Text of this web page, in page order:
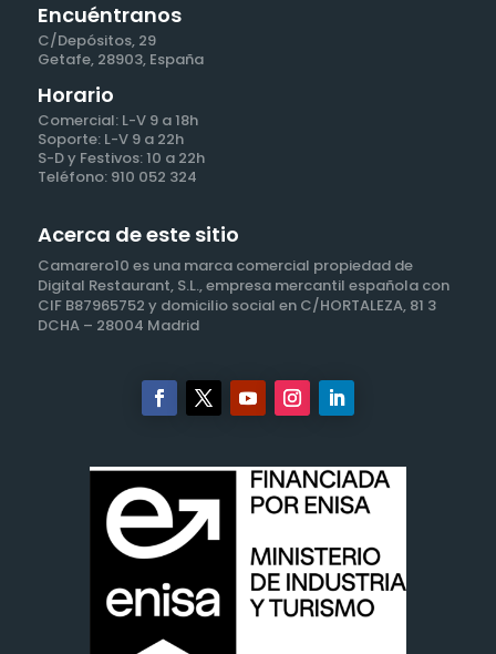
Encuéntranos
C/Depósitos, 29
Getafe, 28903, España
Horario
Comercial: L-V 9 a 18h
Soporte: L-V 9 a 22h
S-D y Festivos: 10 a 22h
Teléfono: 910 052 324
Acerca de este sitio
Camarero10 es una marca comercial propiedad de
Digital Restaurant, S.L., empresa mercantil española con
CIF B87965752 y domicilio social en C/HORTALEZA, 81 3
DCHA – 28004 Madrid